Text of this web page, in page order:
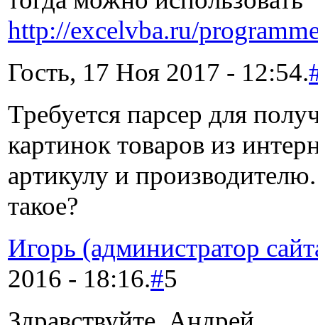
http://excelvba.ru/
Гость, 17 Ноя 2017 - 12:54.
Требуется парсер для
картинок товаров из
артикулу и
такое?
Игорь (администратор
2016 - 18:16.#5